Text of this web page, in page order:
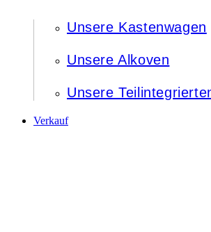
Unsere Kastenwagen
Unsere Alkoven
Unsere
Verkauf